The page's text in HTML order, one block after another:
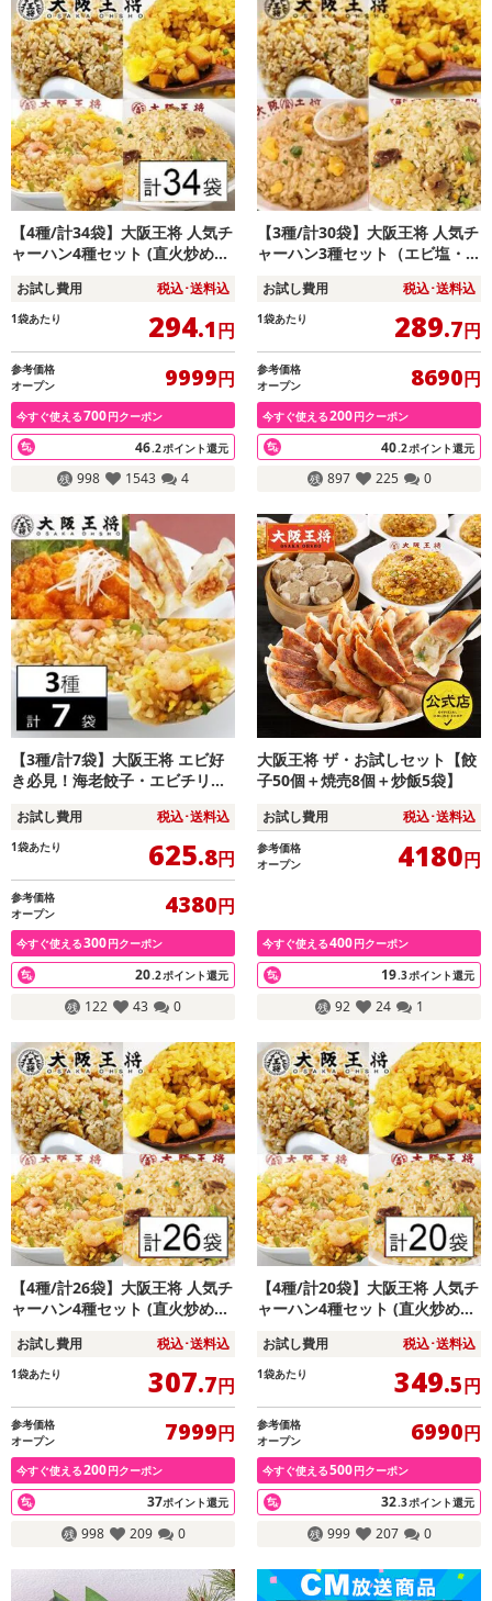
【4種/計34袋】大阪王将 人気チ
ャーハン4種セット (直火炒め・
お試し費用 税込･送料込
1袋あたり 294.1円
参考価格
オープン
9999円
今すぐ使える700円クーポン
46.2ポイント還元
998 1543 4
【3種/計30袋】大阪王将 人気チ
ャーハン3種セット（エビ塩・直
お試し費用 税込･送料込
1袋あたり 289.7円
参考価格
オープン
8690円
今すぐ使える200円クーポン
40.2ポイント還元
897 225 0
【3種/計7袋】大阪王将 エビ好
き必見！海老餃子・エビチリ・
お試し費用 税込･送料込
1袋あたり 625.8円
参考価格
オープン
4380円
今すぐ使える300円クーポン
20.2ポイント還元
122 43 0
大阪王将 ザ・お試しセット【餃
子50個＋焼売8個＋炒飯5袋】
お試し費用 税込･送料込
参考価格
オープン
4180円
今すぐ使える400円クーポン
19.3ポイント還元
92 24 1
【4種/計26袋】大阪王将 人気チ
ャーハン4種セット (直火炒め・
お試し費用 税込･送料込
1袋あたり 307.7円
参考価格
オープン
7999円
今すぐ使える200円クーポン
37ポイント還元
998 209 0
【4種/計20袋】大阪王将 人気チ
ャーハン4種セット (直火炒め・
お試し費用 税込･送料込
1袋あたり 349.5円
参考価格
オープン
6990円
今すぐ使える500円クーポン
32.3ポイント還元
999 207 0